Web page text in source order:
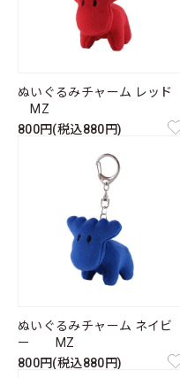
ぬいぐるみチャーム レッド
MZ
800円(税込880円)
ぬいぐるみチャーム ネイビ
ー MZ
800円(税込880円)